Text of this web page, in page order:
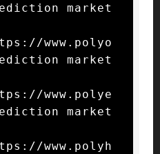
market
www.polyo
market
www.polye
market
www.polyh